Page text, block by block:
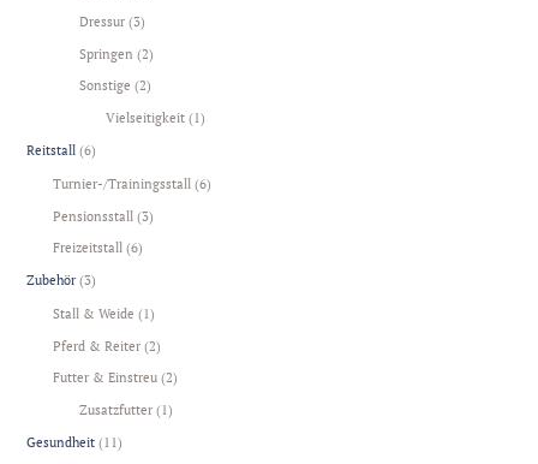
Dressur (3)
Springen (2)
Sonstige (2)
Vielseitigkeit(1)
Reitstall (6)
Turnier-/Trainingsstall (6)
Pensionsstall (3)
Freizeitstall (6)
Zubehör (3)
Stall & Weide (1)
Pferd & Reiter (2)
Futter & Einstreu (2)
Zusatzfutter (1)
Gesundheit (11)